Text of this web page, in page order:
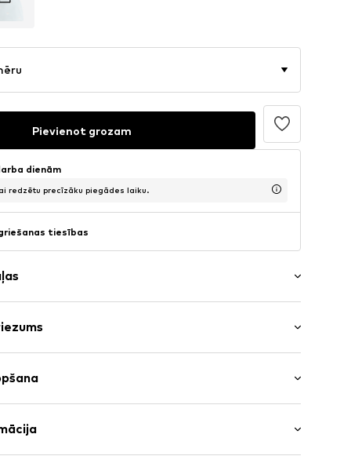
Pievienot grozam
dienām
redzētu precīzāku piegādes laiku.
tiesības